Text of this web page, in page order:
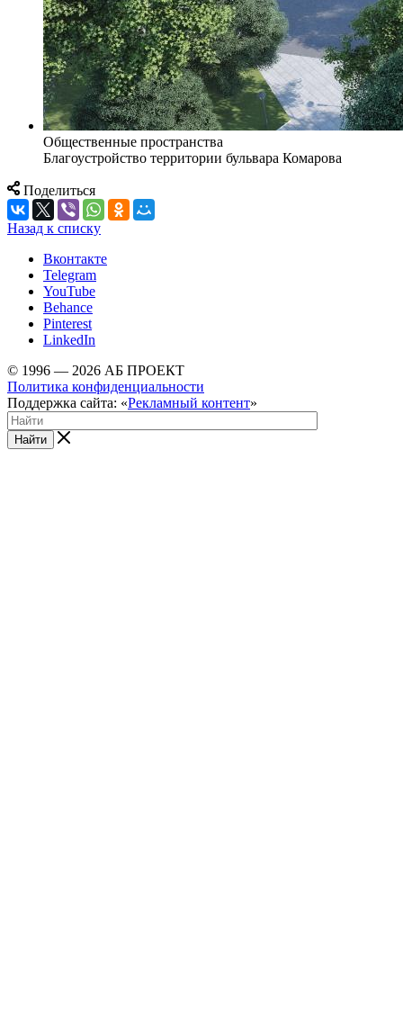
Общественные пространства
Благоустройство территории бульвара Комарова
Поделиться
Назад к списку
Вконтакте
Telegram
YouTube
Behance
Pinterest
LinkedIn
© 1996 — 2026 АБ ПРОЕКТ
Политика конфиденциальности
Поддержка сайта: «Рекламный контент»
Найти